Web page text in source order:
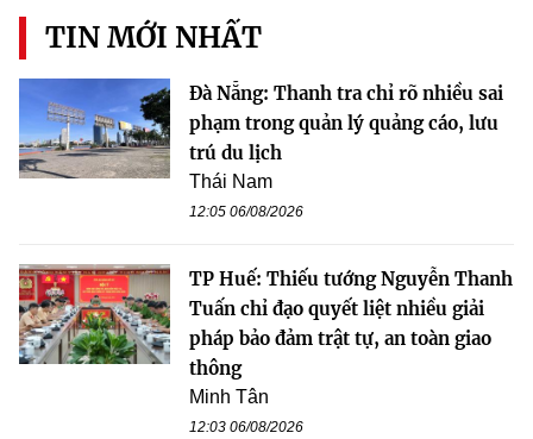
TIN MỚI NHẤT
Đà Nẵng: Thanh tra chỉ rõ nhiều sai
phạm trong quản lý quảng cáo, lưu
trú du lịch
Thái Nam
12:05 06/08/2026
TP Huế: Thiếu tướng Nguyễn Thanh
Tuấn chỉ đạo quyết liệt nhiều giải
pháp bảo đảm trật tự, an toàn giao
thông
Minh Tân
12:03 06/08/2026